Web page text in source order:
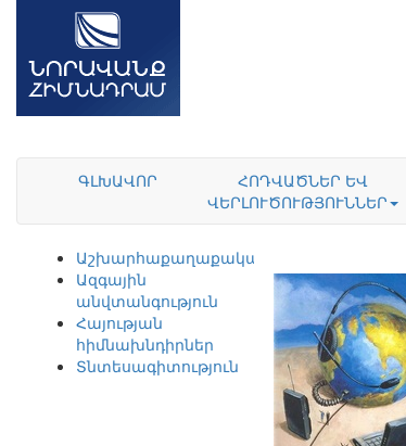
ԳԼԽԱՎՈՐ
ՀՈԴՎԱԾՆԵՐ ԵՎ
ՎԵՐԼՈՒԾՈՒԹՅՈՒՆՆԵՐ
Աշխարհաքաղաքականություն
Ազգային
անվտանգություն
Հայության
հիմնախնդիրներ
Տնտեսագիտություն